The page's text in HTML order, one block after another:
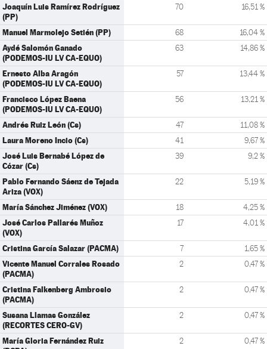
Joaquín Luis Ramírez Rodríguez
(PP)
70 16,51 %
Manuel Marmolejo Setién (PP) 68 16,04 %
Aydé Salomón Ganado
(PODEMOS-IU LV CA-EQUO)
63 14,86 %
Ernesto Alba Aragón
(PODEMOS-IU LV CA-EQUO)
57 13,44 %
Francisco López Baena
(PODEMOS-IU LV CA-EQUO)
56 13,21 %
Andrés Ruiz León (Cs) 47 11,08 %
Laura Moreno Incio (Cs) 41 9,67 %
José Luis Bernabé López de
Cózar (Cs)
39 9,2 %
Pablo Fernando Sáenz de Tejada
Ariza (VOX)
22 5,19 %
María Sánchez Jiménez (VOX) 18 4,25 %
José Carlos Pallarés Muñoz
(VOX)
17 4,01 %
Cristina García Salazar (PACMA) 7 1,65 %
Vicente Manuel Corrales Rosado
(PACMA)
2 0,47 %
Cristina Falkenberg Ambrosio
(PACMA)
2 0,47 %
Susana Llamas González
(RECORTES CERO-GV)
2 0,47 %
María Gloria Fernández Ruiz
2 0,47 %